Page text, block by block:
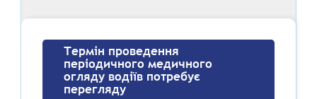
Термін проведення
періодичного медичного
огляду водіїв потребує
перегляду